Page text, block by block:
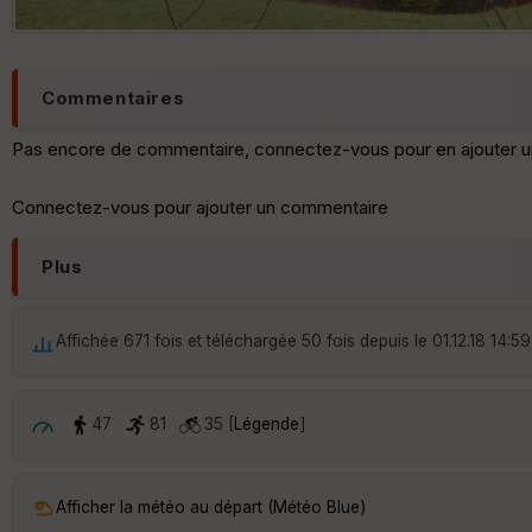
Commentaires
Pas encore de commentaire, connectez-vous pour en ajouter
Connectez-vous pour ajouter un commentaire
Plus
Affichée 671 fois et téléchargée 50 fois depuis le 01.12.18 14:59
47 81 35 [ Légende]
Afficher la météo au départ (Météo Blue)